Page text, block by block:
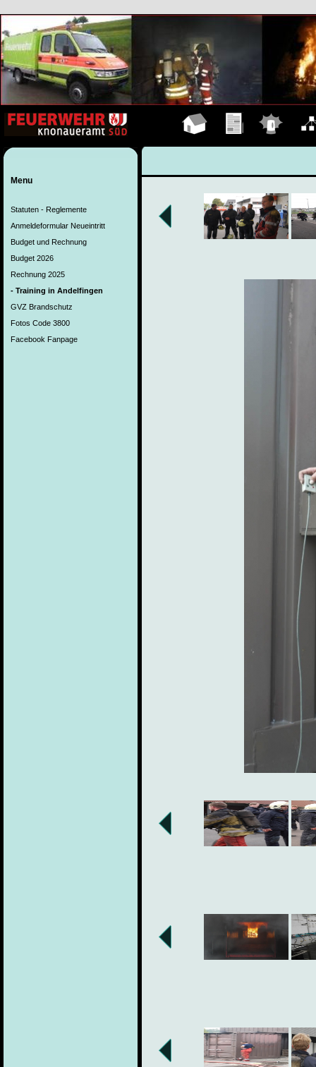
Menu
Statuten - Reglemente
Anmeldeformular Neueintritt
Budget und Rechnung
Budget 2026
Rechnung 2025
- Training in Andelfingen
GVZ Brandschutz
Fotos Code 3800
Facebook Fanpage